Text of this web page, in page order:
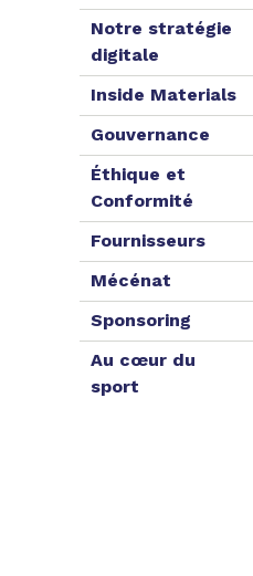
Notre stratégie
digitale
Inside Materials
Gouvernance
Éthique et
Conformité
Fournisseurs
Mécénat
Sponsoring
Au cœur du
sport